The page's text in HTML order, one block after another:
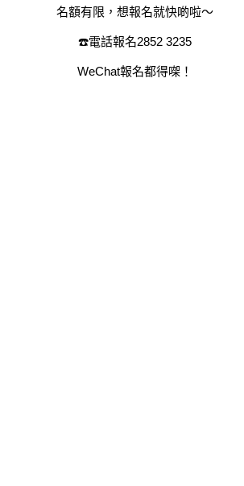
名額有限，想報名就快啲啦～
☎️電話報名2852 3235
WeChat報名都得㗎！